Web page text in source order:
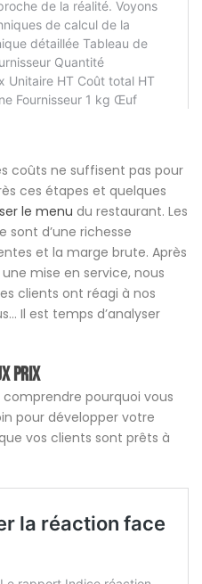
coûts ne suffisent pas pour
ces étapes et quelques
le menu du restaurant. Les
sont d’une richesse
et la marge brute. Après
mise en service, nous
clients ont réagi à nos
Il est temps d’analyser
prix
pourquoi vous
pour développer votre
vos clients sont prêts à